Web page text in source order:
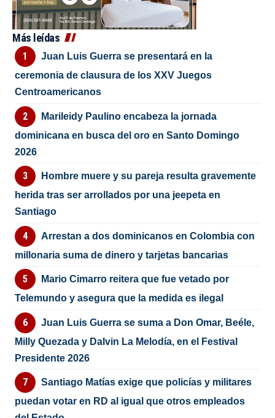
Más leídas
Juan Luis Guerra se presentará en la
ceremonia de clausura de los XXV Juegos
Centroamericanos
Marileidy Paulino encabeza la jornada
dominicana en busca del oro en Santo Domingo
2026
Hombre muere y su pareja resulta gravemente
herida tras ser arrollados por una jeepeta en
Santiago
Arrestan a dos dominicanos en Colombia con
millonaria suma de dinero y tarjetas bancarias
Mario Cimarro reitera que fue vetado por
Telemundo y asegura que la medida es ilegal
Juan Luis Guerra se suma a Don Omar, Beéle,
Milly Quezada y Dalvin La Melodía, en el Festival
Presidente 2026
Santiago Matías exige que policías y militares
puedan votar en RD al igual que otros empleados